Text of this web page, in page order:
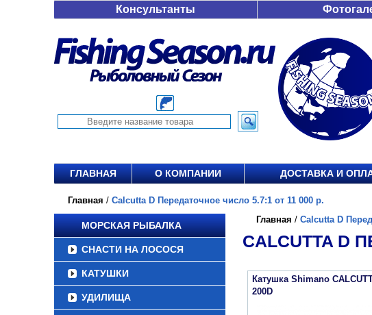
Консультанты
ГЛАВНАЯ О КОМПАНИИ ДОСТАВКА И
Главная / Calcutta D Передаточное число 5.7:1 от 11 000 р.
МОРСКАЯ РЫБАЛКА
СНАСТИ НА ЛОСОСЯ
КАТУШКИ
УДИЛИЩА
Главная / Calcutta D
CALCUTTA D
Катушка Shimano
200D